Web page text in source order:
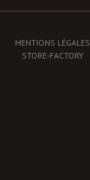
MENTIONS LÉGALES
STORE-FACTORY